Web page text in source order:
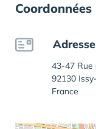
Coordonnées
Adresse
43-47 Rue
92130
France